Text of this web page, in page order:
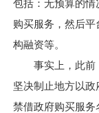
包括：无预算的情
购买服务，然后
构融资等。
事实上，此前，
坚决制止地方以
禁借政府购买服